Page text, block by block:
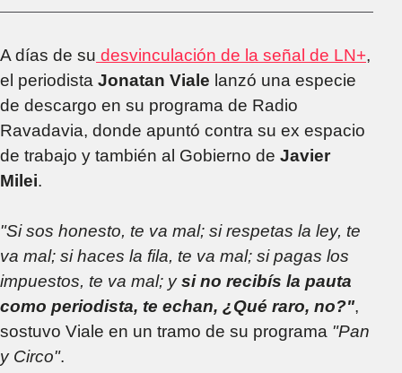
A días de su desvinculación de la señal de LN+,
el periodista Jonatan Viale lanzó una especie
de descargo en su programa de Radio
Ravadavia, donde apuntó contra su ex espacio
de trabajo y también al Gobierno de Javier
Milei.
"Si sos honesto, te va mal; si respetas la ley, te
va mal; si haces la fila, te va mal; si pagas los
impuestos, te va mal; ysi no recibís la pauta
como periodista, te echan, ¿Qué raro, no?",
sostuvo Viale en un tramo de su programa "Pan
y Circo".